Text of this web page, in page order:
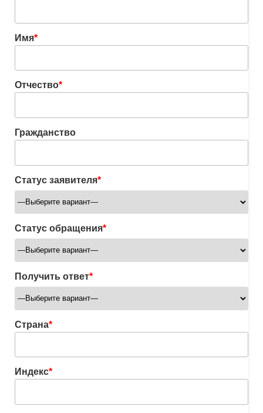
Имя*
Отчество*
Гражданство
Статус заявителя*
Статус обращения*
Получить ответ*
Страна*
Индекс*